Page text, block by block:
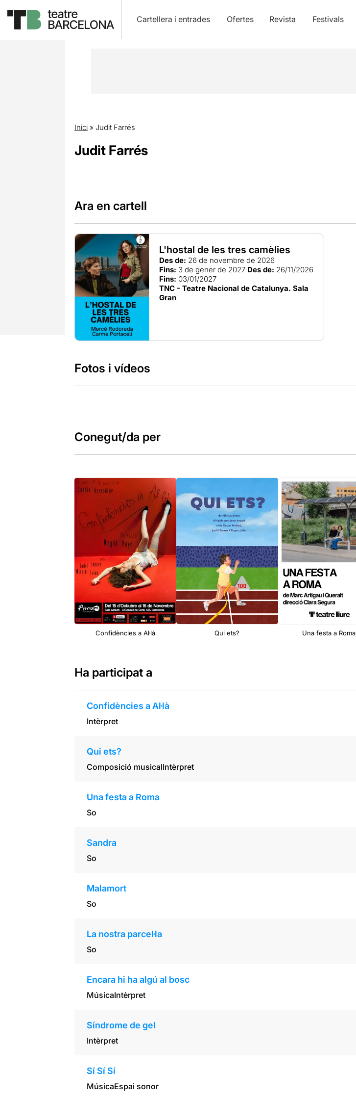
Cartellera i entrades Ofertes Revista Festivals
Inici» Judit Farrés
Judit Farrés
Ara en cartell
L'hostal de les tres camèlies
Des de: 26 de novembre de 2026
Fins: 3 de gener de 2027 Des de: 26/11/2026
Fins: 03/01/2027
TNC - Teatre Nacional de Catalunya. Sala
Gran
Fotos i vídeos
Conegut/da per
Confidències a Al·là Qui ets? Una festa a Roma
Ha participat a
Confidències a Al·là
Intèrpret
Qui ets?
Composició musicalIntèrpret
Una festa a Roma
So
Sandra
So
Malamort
So
La nostra parcel·la
So
Encara hi ha algú al bosc
MúsicaIntèrpret
Síndrome de gel
Intèrpret
Sí Sí Sí
MúsicaEspai sonor